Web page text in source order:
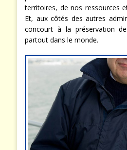
territoires, de nos ressources
Et, aux côtés des autres
concourt à la préservation
partout dans le monde.